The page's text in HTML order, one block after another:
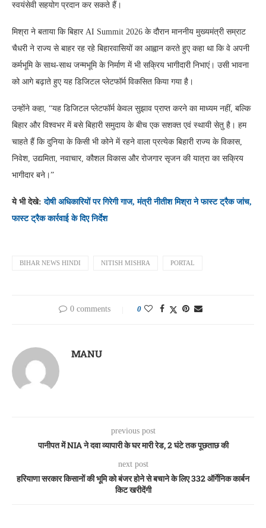
स्वयंसेवी सहयोग प्रदान कर सकते हैं।
मिश्रा ने बताया कि बिहार AI Summit 2026 के दौरान माननीय मुख्यमंत्री सम्राट
चैधरी ने राज्य से बाहर रह रहे बिहारवासियों का आह्वान करते हुए कहा था कि वे अपनी
कर्मभूमि के साथ-साथ जन्मभूमि के निर्माण में भी सक्रिय भागीदारी निभाएं। उसी भावना
को आगे बढ़ाते हुए यह डिजिटल प्लेटफॉर्म विकसित किया गया है।
उन्होंने कहा, “यह डिजिटल प्लेटफॉर्म केवल सुझाव प्राप्त करने का माध्यम नहीं, बल्कि
बिहार और विश्वभर में बसे बिहारी समुदाय के बीच एक सशक्त एवं स्थायी सेतु है। हम
चाहते हैं कि दुनिया के किसी भी कोने में रहने वाला प्रत्येक बिहारी राज्य के विकास,
निवेश, उद्यमिता, नवाचार, कौशल विकास और रोजगार सृजन की यात्रा का सक्रिय
भागीदार बने।”
ये भी देखे:दोषी अधिकारियों पर गिरेगी गाज, मंत्री नीतीश मिश्रा ने फास्ट ट्रैक जांच,
फास्ट ट्रैक कार्रवाई के दिए निर्देश
BIHAR NEWS HINDI NITISH MISHRA PORTAL
0 comments 0
MANU
previous post
पानीपत में NIA ने दवा व्यापारी के घर मारी रेड, 2 घंटे तक पूछताछ की
next post
हरियाणा सरकार किसानों की भूमि को बंजर होने से बचाने के लिए 332 ऑर्गेनिक कार्बन
किट खरीदेंगी